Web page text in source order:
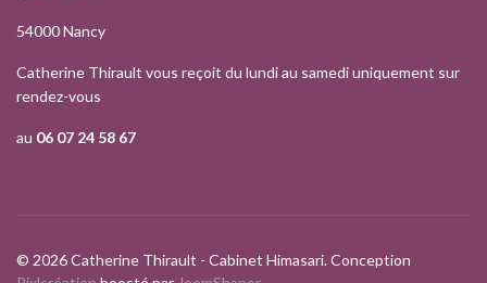
54000 Nancy
Catherine Thirault vous reçoit du lundi au samedi uniquement sur
rendez-vous
au 06 07 24 58 67
© 2026 Catherine Thirault - Cabinet Himasari. Conception